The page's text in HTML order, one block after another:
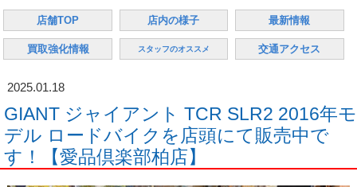
店舗TOP 店内の様子 最新情報
買取強化情報 スタッフのオススメ 交通アクセス
2025.01.18
GIANT ジャイアント TCR SLR2 2016年モ
デル ロードバイクを店頭にて販売中で
す！【愛品倶楽部柏店】